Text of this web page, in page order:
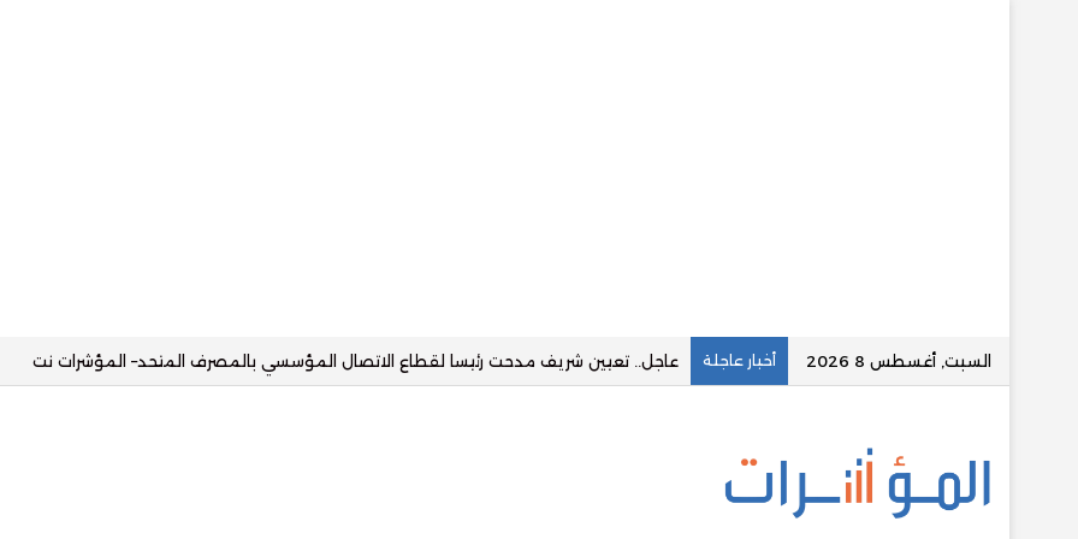
السبت, أغسطس 8 2026 أخبار عاجلة قسطلي توقع تسهيلا ائتمانيا مع البنك الأهلي وتستهدف محفظة تمويلية بقيمة 2.5 مليار جنيه– المؤشرات نت